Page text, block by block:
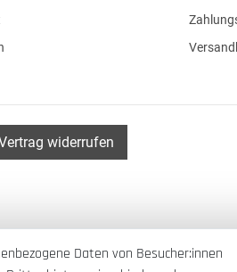
widerrufen
Daten von Besucher:innen